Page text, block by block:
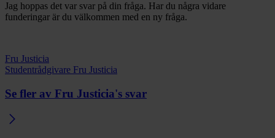
Jag hoppas det var svar på din fråga. Har du några vidare
funderingar är du välkommen med en ny fråga.
Fru Justicia
Studentrådgivare Fru Justicia
Se fler av Fru Justicia's svar